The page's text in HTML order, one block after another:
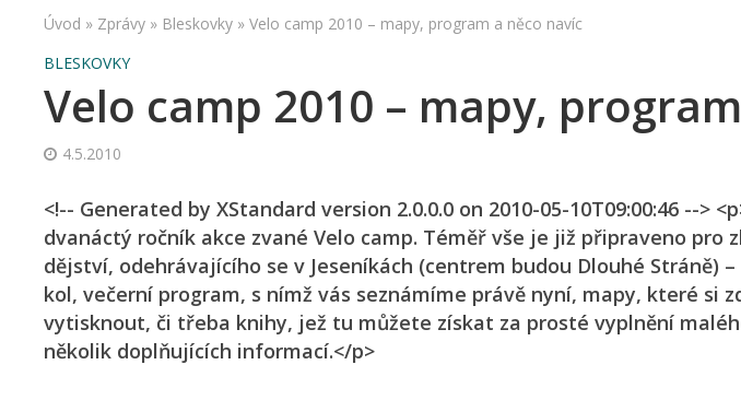
Úvod » Zprávy » Bleskovky » Velo camp 2010 – mapy, program a něco navíc
BLESKOVKY
Velo camp 2010 – mapy,
4.5.2010
<!-- Generated by XStandard version 2.0.0.0 on 2010-05-10T09:00:46 -->
dvanáctý ročník akce zvané Velo camp. Téměř vše je již připraveno pro
dějství, odehrávajícího se v Jeseníkách (centrem budou Dlouhé Stráně)
kol, večerní program, s nímž vás seznámíme právě nyní, mapy, které si
vytisknout, či třeba knihy, jež tu můžete získat za prosté vyplnění
několik doplňujících informací.</p>